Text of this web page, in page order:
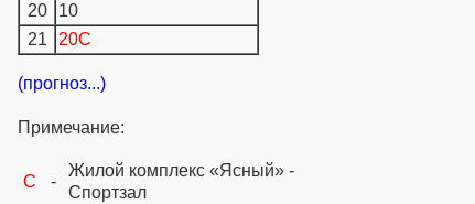
20
10
21
20C
(прогноз...)
Примечание:
C -
Жилой комплекс «Ясный» -
Спортзал